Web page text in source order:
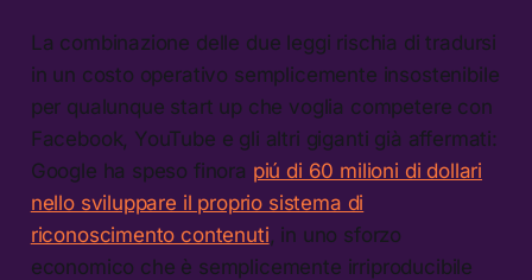
La combinazione delle due leggi rischia di tradursi
in un costo operativo semplicemente insostenibile
per qualunque start up che voglia competere con
Facebook, YouTube e gli altri giganti già affermati:
Google ha speso finora piú di 60 milioni di dollari
nello sviluppare il proprio sistema di
riconoscimento contenuti , in uno sforzo
economico che è semplicemente irriproducibile